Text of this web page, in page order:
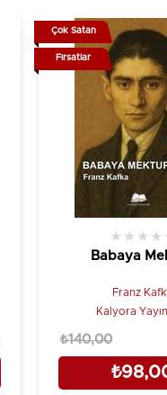
Babaya
★ ★ ★ ★
Franz
Kalyora
₺140,00
Çok Satan
Fırsatlar